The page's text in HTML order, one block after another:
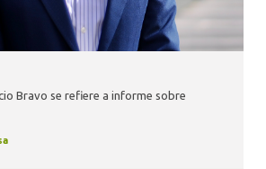
Bravo se refiere a informe sobre